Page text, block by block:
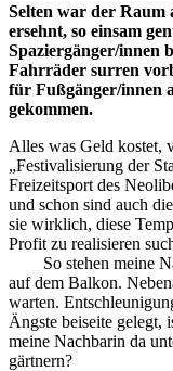
Selten war der Raum
ersehnt, so einsam
Spaziergänger/innen
Fahrräder surren
für Fußgänger/innen
Alles was Geld kostet,
„Festivalisierung der
Freizeitsport des
und schon sind auch
sie wirklich, diese
Profit zu realisieren
So stehen meine
auf dem Balkon.
warten.
Ängste beiseite gelegt,
meine Nachbarin da